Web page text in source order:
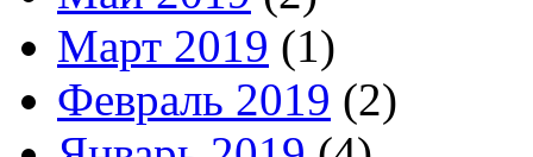
Март 2019 (1)
Февраль 2019 (2)